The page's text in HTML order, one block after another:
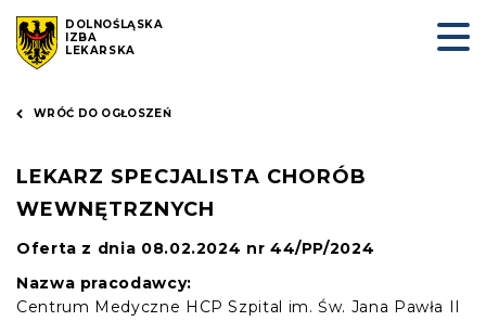
DOLNOŚLĄSKA
IZBA
LEKARSKA
WRÓĆ DO OGŁOSZEŃ
LEKARZ SPECJALISTA CHORÓB
WEWNĘTRZNYCH
Oferta z dnia 08.02.2024 nr 44/PP/2024
Nazwa pracodawcy:
Centrum Medyczne HCP Szpital im. Św. Jana Pawła II